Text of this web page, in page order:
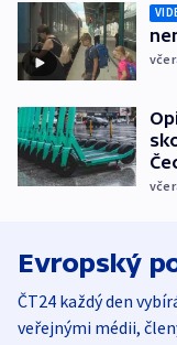
Evropský
ČT24 každý den
veřejnými médii,